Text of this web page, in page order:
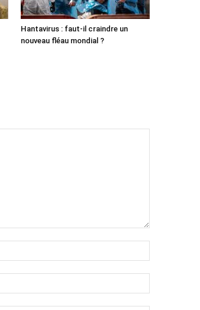
Hantavirus : faut-il craindre un
nouveau fléau mondial ?